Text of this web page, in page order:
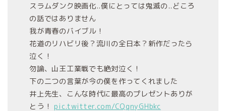
スラムダンク映画化..僕にとっては鬼滅の..どころ
の話ではありません
我が青春のバイブル！
花道のリハビリ後？流川の全日本？新作だったら
泣く！
勿論、山王工業戦でも絶対泣く！
下の二つの言葉が今の僕を作ってくれました
井上先生、こんな時代に最高のプレゼントありが
とう！pic.twitter.com/CQqnyGHbkc